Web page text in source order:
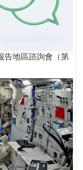
告地區諮詢會（第